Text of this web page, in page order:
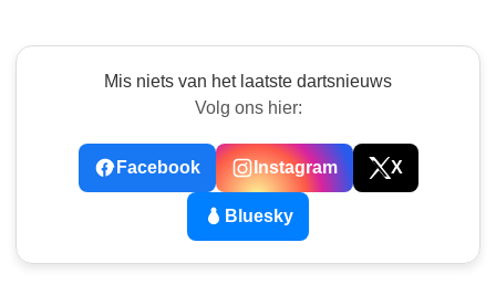
Mis niets van het laatste dartsnieuws
Volg ons hier:
Facebook Instagram X
Bluesky